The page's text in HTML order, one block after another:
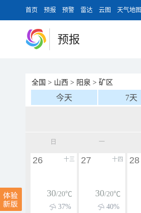
首页 预报 预警 雷达 云图 天气地图
预报
全国 > 山西 > 阳泉 > 矿区
今天 7天
日 一
十三
26
30/20℃
37%
十四
27
30/20℃
40%
28